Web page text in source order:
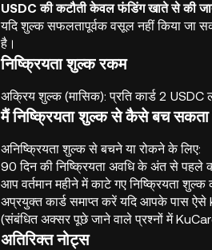
USDC की कटौती केवल फंडिंग खाते से की
यदि शुल्क सफलतापूर्वक वसूल नहीं किया जा
है।
निष्क्रियता शुल्क रकम
अक्रिय शुल्क (मासिक): प्रति कार्ड 2
मैं निष्क्रियता शुल्क से कैसे बच
अनिष्क्रियता शुल्क से बचने या रोकने के लिए:
90 दिन की निष्क्रियता अवधि के अंत से
आप वर्तमान महीने में काटे गए निष्क्रियता
अप्रयुक्त कार्ड समाप्त करें यदि आपके पास
(संबंधित अक्सर पूछे जाने वाले प्रश्नों में
अतिरिक्त नोट्स